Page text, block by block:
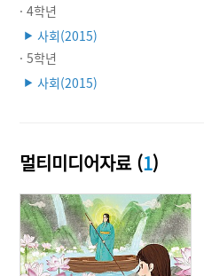
· 4학년
▶ 사회(2015)
· 5학년
▶ 사회(2015)
멀티미디어자료 (1)